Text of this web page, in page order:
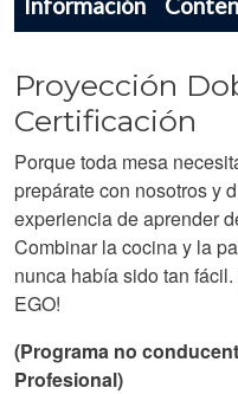
Proyección
Certificación
Porque toda mesa
prepárate con nosotros y
experiencia de aprender
Combinar la cocina y la
nunca había sido tan
EGO!
(Programa no
Profesional)